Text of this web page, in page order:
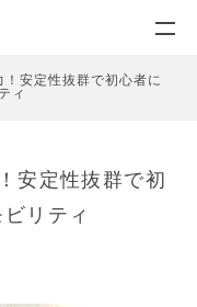
！安定性抜群で初心者に
ィ
安定性抜群で初
リティ